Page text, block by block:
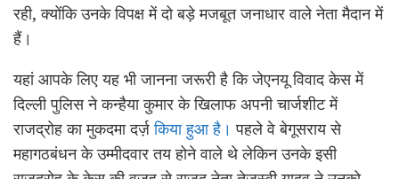
रही, क्योंकि उनके विपक्ष में दो बड़े मजबूत जनाधार वाले नेता मैदान में
हैं।
यहां आपके लिए यह भी जानना जरूरी है कि जेएनयू विवाद केस में
दिल्ली पुलिस ने कन्हैया कुमार के खिलाफ अपनी चार्जशीट में
राजद्रोह का मुकदमा दर्ज़किया हुआ है। पहले वे बेगूसराय से
महागठबंधन के उम्मीदवार तय होने वाले थे लेकिन उनके इसी